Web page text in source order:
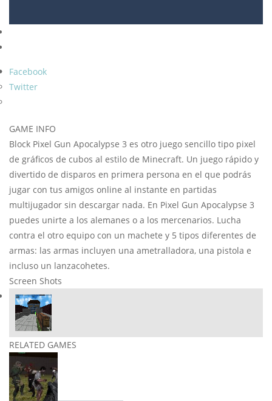
Facebook
Twitter
GAME INFO
Block Pixel Gun Apocalypse 3 es otro juego sencillo tipo pixel
de gráficos de cubos al estilo de Minecraft. Un juego rápido y
divertido de disparos en primera persona en el que podrás
jugar con tus amigos online al instante en partidas
multijugador sin descargar nada. En Pixel Gun Apocalypse 3
puedes unirte a los alemanes o a los mercenarios. Lucha
contra el otro equipo con un machete y 5 tipos diferentes de
armas: las armas incluyen una ametralladora, una pistola e
incluso un lanzacohetes.
Screen Shots
RELATED GAMES